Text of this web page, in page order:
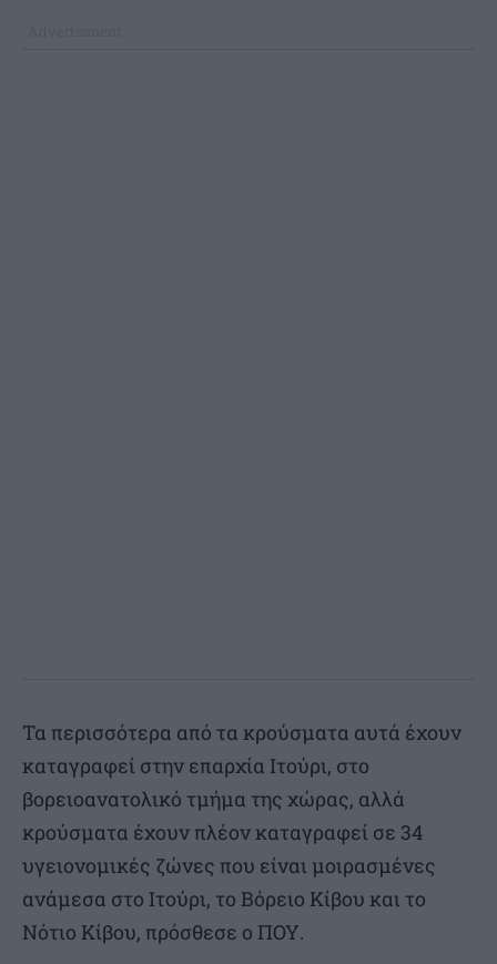
Τα περισσότερα από τα κρούσματα αυτά έχουν
καταγραφεί στην επαρχία Ιτούρι, στο
βορειοανατολικό τμήμα της χώρας, αλλά
κρούσματα έχουν πλέον καταγραφεί σε 34
υγειονομικές ζώνες που είναι μοιρασμένες
ανάμεσα στο Ιτούρι, το Βόρειο Κίβου και το
Νότιο Κίβου, πρόσθεσε ο ΠΟΥ.